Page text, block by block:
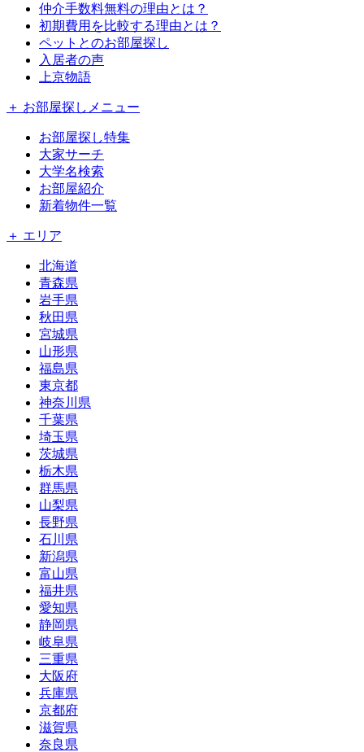
仲介手数料無料の理由とは？
初期費用を比較する理由とは？
ペットとのお部屋探し
入居者の声
上京物語
＋ お部屋探しメニュー
お部屋探し特集
大家サーチ
大学名検索
お部屋紹介
新着物件一覧
＋ エリア
北海道
青森県
岩手県
秋田県
宮城県
山形県
福島県
東京都
神奈川県
千葉県
埼玉県
茨城県
栃木県
群馬県
山梨県
長野県
石川県
新潟県
富山県
福井県
愛知県
静岡県
岐阜県
三重県
大阪府
兵庫県
京都府
滋賀県
奈良県